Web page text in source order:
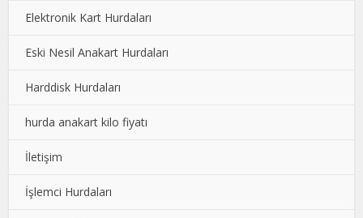
Elektronik Kart Hurdaları
Eski Nesil Anakart Hurdaları
Harddisk Hurdaları
hurda anakart kilo fiyatı
İletişim
İşlemci Hurdaları